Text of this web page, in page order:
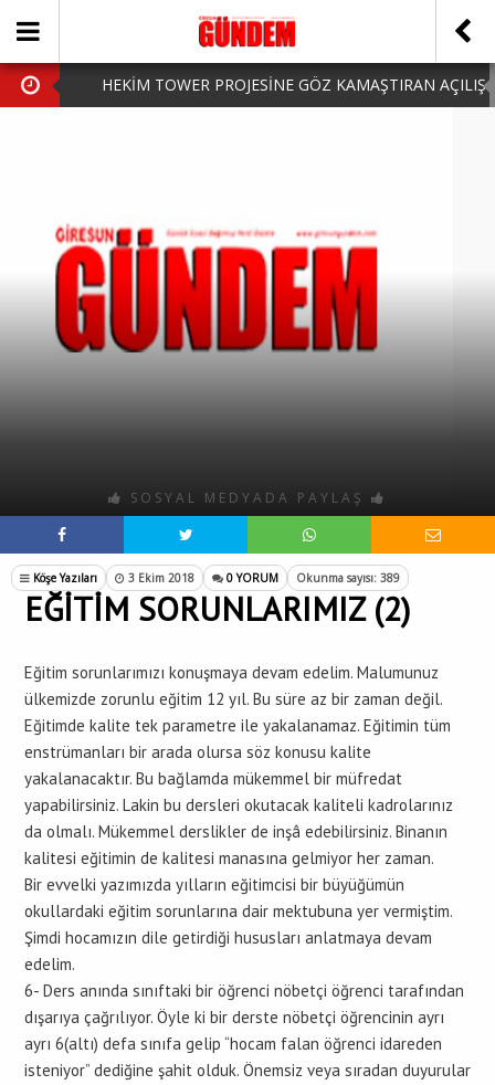
HEKİM TOWER PROJESİNE GÖZ KAMAŞTIRAN AÇILIŞ
HARUN CİCİ: VİDEOYU GÖRÜNCE GÖZLERİM DOLDU
SOSYAL MEDYADA PAYLAŞ
Köşe Yazıları 3 Ekim 2018 0 YORUM Okunma sayısı: 389
EĞİTİM SORUNLARIMIZ (2)
Eğitim sorunlarımızı konuşmaya devam edelim. Malumunuz
ülkemizde zorunlu eğitim 12 yıl. Bu süre az bir zaman değil.
Eğitimde kalite tek parametre ile yakalanamaz. Eğitimin tüm
enstrümanları bir arada olursa söz konusu kalite
yakalanacaktır. Bu bağlamda mükemmel bir müfredat
yapabilirsiniz. Lakin bu dersleri okutacak kaliteli kadrolarınız
da olmalı. Mükemmel derslikler de inşâ edebilirsiniz. Binanın
kalitesi eğitimin de kalitesi manasına gelmiyor her zaman.
Bir evvelki yazımızda yılların eğitimcisi bir büyüğümün
okullardaki eğitim sorunlarına dair mektubuna yer vermiştim.
Şimdi hocamızın dile getirdiği hususları anlatmaya devam
edelim.
6- Ders anında sınıftaki bir öğrenci nöbetçi öğrenci tarafından
dışarıya çağrılıyor. Öyle ki bir derste nöbetçi öğrencinin ayrı
ayrı 6(altı) defa sınıfa gelip “hocam falan öğrenci idareden
isteniyor” dediğine şahit olduk. Önemsiz veya sıradan duyurular